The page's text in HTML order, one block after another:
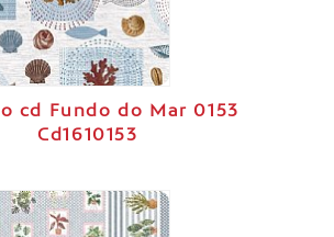
cd Fundo do Mar 0153
Cd1610153